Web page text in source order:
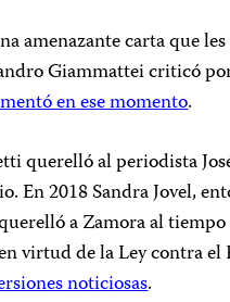
amenazante carta que
Giammattei criticó
en ese momento.
querelló al periodista
En 2018 Sandra Jovel,
a Zamora al
virtud de la Ley contra el
noticiosas.